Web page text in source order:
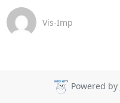
Vis-Imp
Powered by